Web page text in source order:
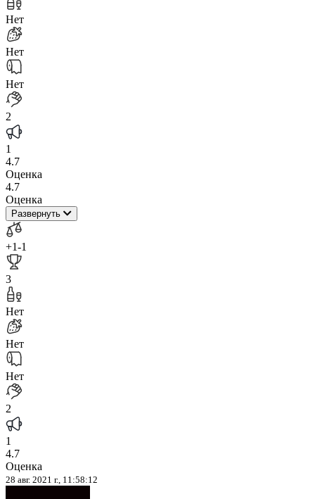
Нет
Нет
Нет
2
1
4.7
Оценка
4.7
Оценка
Развернуть
+1-1
3
Нет
Нет
Нет
2
1
4.7
Оценка
28 авг. 2021 г., 11:58:12